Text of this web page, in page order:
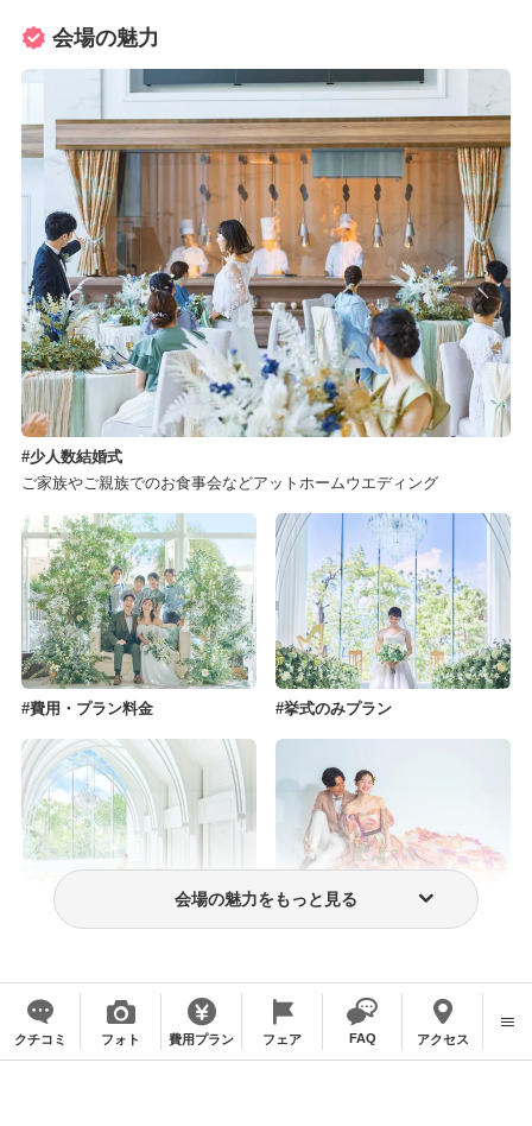
会場の魅力
少人数結婚式
ご家族やご親族でのお食事会などアットホームウエディング
費用・プラン料金 挙式のみプラン
会場の魅力をもっと見る
クチコミ フォト 費用プラン フェア FAQ アクセス